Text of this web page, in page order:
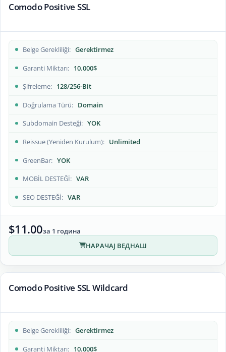
Comodo Positive SSL
Belge Gerekliliği Gerektirmez
Garanti Miktarı 10.000$
Şifreleme 128/256-Bit
Doğrulama Türü Domain
Subdomain Desteği YOK
Reissue (Yeniden Kurulum) Unlimited
GreenBar YOK
MOBİL DESTEĞİ VAR
SEO DESTEĞİ VAR
$11.00за 1 година
НАРАЧАЈ ВЕДНАШ
Comodo Positive SSL Wildcard
Belge Gerekliliği Gerektirmez
Garanti Miktarı 10.000$